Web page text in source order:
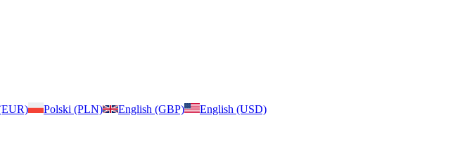
Polski (PLN) English (GBP)
English (USD)